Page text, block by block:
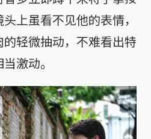
上虽看不见他的表情，
轻微抽动，不难看出特
激动。